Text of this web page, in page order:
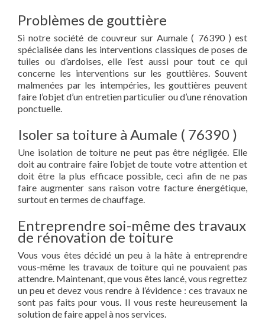
Problèmes de gouttière
Si notre société de couvreur sur Aumale ( 76390 ) est
spécialisée dans les interventions classiques de poses de
tuiles ou d’ardoises, elle l’est aussi pour tout ce qui
concerne les interventions sur les gouttières. Souvent
malmenées par les intempéries, les gouttières peuvent
faire l’objet d’un entretien particulier ou d’une rénovation
ponctuelle.
Isoler sa toiture à Aumale ( 76390 )
Une isolation de toiture ne peut pas être négligée. Elle
doit au contraire faire l’objet de toute votre attention et
doit être la plus efficace possible, ceci afin de ne pas
faire augmenter sans raison votre facture énergétique,
surtout en termes de chauffage.
Entreprendre soi-même des travaux
de rénovation de toiture
Vous vous êtes décidé un peu à la hâte à entreprendre
vous-même les travaux de toiture qui ne pouvaient pas
attendre. Maintenant, que vous êtes lancé, vous regrettez
un peu et devez vous rendre à l’évidence : ces travaux ne
sont pas faits pour vous. Il vous reste heureusement la
solution de faire appel à nos services.